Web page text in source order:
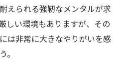
えられる強靭なメンタルが求
しい環境もありますが、その
は非常に大きなやりがいを感
。